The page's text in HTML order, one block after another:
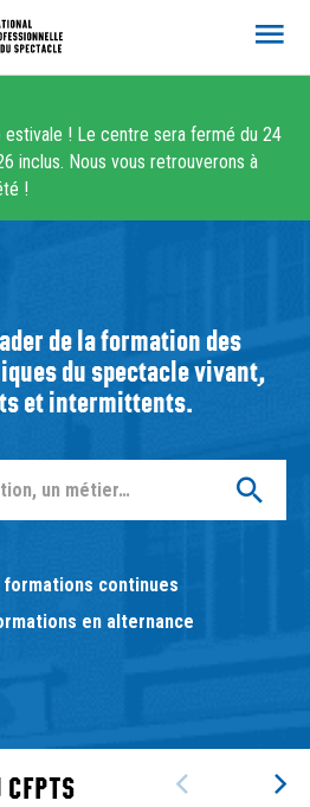
estivale ! Le centre sera fermé du 24
inclus. Nous vous retrouverons à
!
de la formation des
du spectacle vivant,
et intermittents.
continues
en alternance